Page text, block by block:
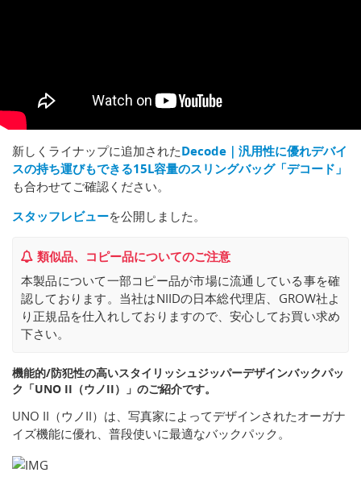
新しくライナップに追加されたDecode｜汎用性に優れデバイ
スの持ち運びもできる15L容量のスリングバッグ「デコード」
も合わせてご確認ください。
スタッフレビューを公開しました。
類似品、コピー品についてのご注意
本製品について一部コピー品が市場に流通している事を確
認しております。当社はNIIDの日本総代理店、GROW社よ
り正規品を仕入れしておりますので、安心してお買い求め
下さい。
機能的/防犯性の高いスタイリッシュジッパーデザインバックパッ
ク「UNO II（ウノII）」のご紹介です。
UNO II（ウノII）は、写真家によってデザインされたオーガナ
イズ機能に優れ、普段使いに最適なバックパック。